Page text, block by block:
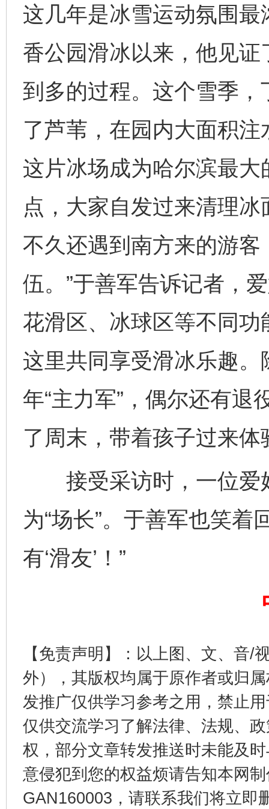
这几年是冰雪运动氛围
香公园滑冰以来，他见
到多的过程。这个雪季
了芦苇，在园内大面积
这片冰场成为哈尔滨最大
点，大家自发过来清理
不久还遇到南方来的游
伍。”于善军告诉记者，
花滑区、冰球区等不同
这里共同享受滑冰乐趣
年“主力军”，偶尔还有退
了周末，带着孩子过来
接受采访时，一位爱
为“场长”。于善军也笑着
有‘滑友’！”
【免责声明】：以上图、文、音/
外），其版权均属于原作者或归
发推广仅供学习参考之用，禁止
仅供交流学习了解法律、法规、
权，部分文章转发推送时未能及
意侵犯到您的权益烦请告知本网
GAN160003，请联系我们将立即
完善运行机制助力责任有效落实 一纸欠
千年窑火 生生不息